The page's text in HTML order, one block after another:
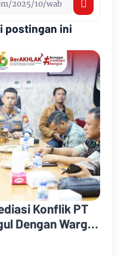
postingan ini
Konflik PT
Dengan Warga